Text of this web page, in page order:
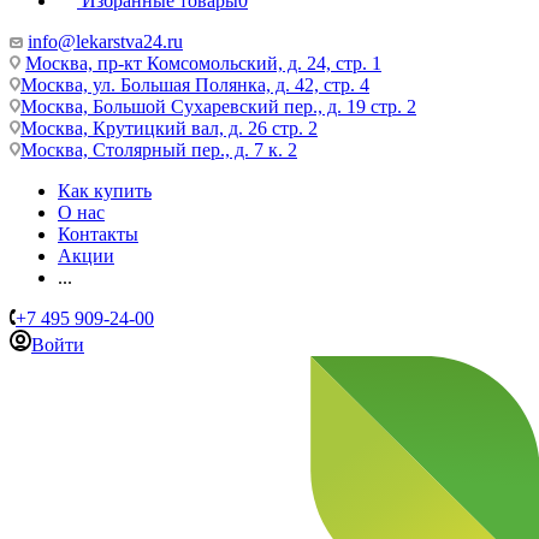
info@lekarstva24.ru
Москва, пр-кт Комсомольский, д. 24, стр. 1
Москва, ул. Большая Полянка, д. 42, стр. 4
Москва, Большой Сухаревский пер., д. 19 стр. 2
Москва, Крутицкий вал, д. 26 стр. 2
Москва, Столярный пер., д. 7 к. 2
Как купить
О нас
Контакты
Акции
...
+7 495 909-24-00
Войти